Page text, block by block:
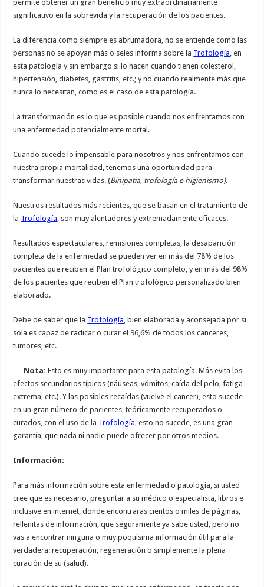
permite obtener un gran beneficio muy extraordinariamente
significativo en la sobrevida y la recuperación de los pacientes.
La diferencia como siempre es abrumadora, no se entiende como las
personas no se apoyan más o seles informa sobre la Trofología , en
esta patología y sin embargo si lo hacen cuando tienen colesterol,
hipertensión, diabetes, gastritis, etc.; y no cuando realmente más que
nunca lo necesitan, como es el caso de esta patología.
La transformación es lo que es posible cuando nos enfrentamos con
una enfermedad potencialmente mortal.
Cuando sucede lo impensable para nosotros y nos enfrentamos con
nuestra propia mortalidad, tenemos una oportunidad para
transformar nuestras vidas. (Binipatia, trofología e higienismo).
Nuestros resultados más recientes, que se basan en el tratamiento de
la Trofología , son muy alentadores y extremadamente eficaces.
Resultados espectaculares, remisiones completas, la desaparición
completa de la enfermedad se pueden ver en más del 78% de los
pacientes que reciben el Plan trofológico completo, y en más del 98%
de los pacientes que reciben el Plan trofológico personalizado bien
elaborado.
Debe de saber que la Trofología , bien elaborada y aconsejada por si
sola es capaz de radicar o curar el 96,6% de todos los canceres,
tumores, etc.
Nota:Esto es muy importante para esta patología. Más evita los
efectos secundarios típicos (náuseas, vómitos, caída del pelo, fatiga
extrema, etc.). Y las posibles recaídas (vuelve el cancer), esto sucede
en un gran número de pacientes, teóricamente recuperados o
curados, con el uso de la Trofología , esto no sucede, es una gran
garantía, que nada ni nadie puede ofrecer por otros medios.
Información:
Para más información sobre esta enfermedad o patología, si usted
cree que es necesario, preguntar a su médico o especialista, libros e
inclusive en internet, donde encontraras cientos o miles de páginas,
rellenitas de información, que seguramente ya sabe usted, pero no
vas a encontrar ninguna o muy poquísima información útil para la
verdadera: recuperación, regeneración o simplemente la plena
curación de su (salud).